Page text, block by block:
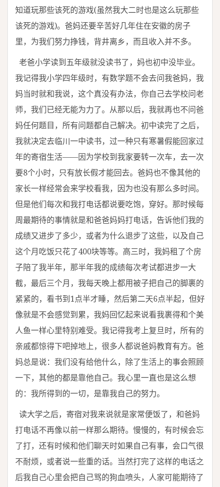
知道玩那些该死的游戏(虽然我大二时也是这么玩那些
该死的游戏)。爸妈还要辛苦好几年住在安徽的房子
里，为我们努力挣钱，背井离乡，而且收入并不多。
老爸小学读到五年级就没读书了，妈也初中没毕业。
我记得我小学四年级时，有数学题不会去问我爸妈，我
妈当时就和我说，这个真没有办法，你自己去学校问老
师，我们已经无能为力了。从那以后，我就再也不问爸
妈任何题目，所有问题都自己解决。初中读完了之后，
我就决定去临川一中读书，过一种只有寒暑假能回家过
年的寄宿生活——因为学校到我家要转一次车，去一次
要8个小时，只有放长假才能回去。爸妈也不像其他的
家长一样经常会来学校看我，因为也没有那么多时间。
但是他们每次和我打电话都说要吃饱，穿好。那时候每
周最期待的事情就是和爸爸妈妈打电话，告诉他们我的
成绩又进步了多少，或者为什么退步了这些，以及自己
这个月吃饭只花了400块等等。高三时，我妈租了个房
子陪了我半年，那半年我的成绩每次考试都进步一大
截，最后三个月，我每天晚上都用被子把自己的脚裹的
紧紧的，看书到1点半才睡，然后第二天6点半起，但好
像就是不会感觉到累，我妈回忆起来说看我裹得和个美
人鱼一样心里特别难受。我记得我考上复旦时，所有的
亲戚都惊得下吧掉地上，很多人都说爸妈教育有方。爸
妈总是说：我们没有给他什么，除了生活上的事会照顾
一下，其他的都是靠他自己。我心里一直也是这么想
的：我所得到的一切，是靠我自己的努力。
读大学之后，寄宿对我来说就是家常便饭了，和爸妈
打电话不再像以前一样那么期待。慢慢的，有时候会忘
了打，还有时候和他们聊天时如果自己有事，会口气很
不耐烦，或者说一些重的话。当然打完了这样的电话之
后我自己心里会把自己骂的狗血喷头，人家可能期待了